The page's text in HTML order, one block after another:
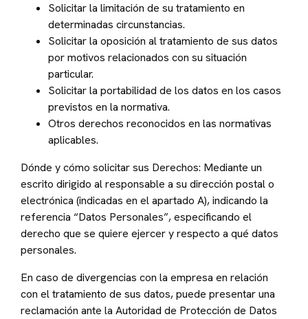
Solicitar la limitación de su tratamiento en
determinadas circunstancias.
Solicitar la oposición al tratamiento de sus datos
por motivos relacionados con su situación
particular.
Solicitar la portabilidad de los datos en los casos
previstos en la normativa.
Otros derechos reconocidos en las normativas
aplicables.
Dónde y cómo solicitar sus Derechos: Mediante un
escrito dirigido al responsable a su dirección postal o
electrónica (indicadas en el apartado A), indicando la
referencia “Datos Personales”, especificando el
derecho que se quiere ejercer y respecto a qué datos
personales.
En caso de divergencias con la empresa en relación
con el tratamiento de sus datos, puede presentar una
reclamación ante la Autoridad de Protección de Datos